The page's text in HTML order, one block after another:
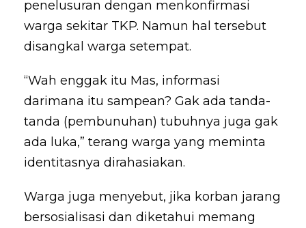
penelusuran dengan menkonfirmasi
warga sekitar TKP. Namun hal tersebut
disangkal warga setempat.
“Wah enggak itu Mas, informasi
darimana itu sampean? Gak ada tanda-
tanda (pembunuhan) tubuhnya juga gak
ada luka,” terang warga yang meminta
identitasnya dirahasiakan.
Warga juga menyebut, jika korban jarang
bersosialisasi dan diketahui memang